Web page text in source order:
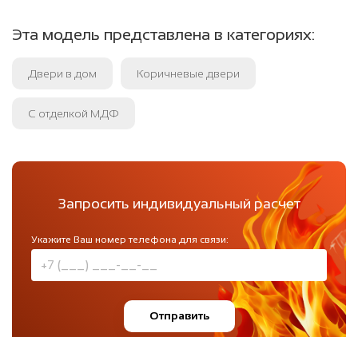
Эта модель представлена в категориях:
Двери в дом Коричневые двери
С отделкой МДФ
Запросить индивидуальный расчет
Укажите Ваш номер телефона для связи:
Отправить